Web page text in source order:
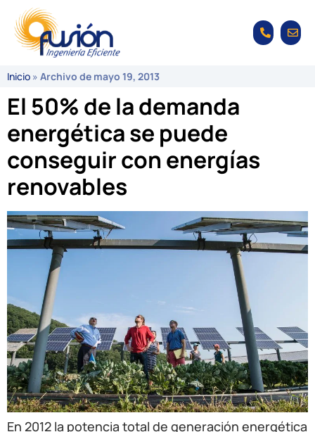
Inicio » Archivo de mayo 19, 2013
El 50% de la demanda
energética se puede
conseguir con energías
renovables
En 2012 la potencia total de generación energética